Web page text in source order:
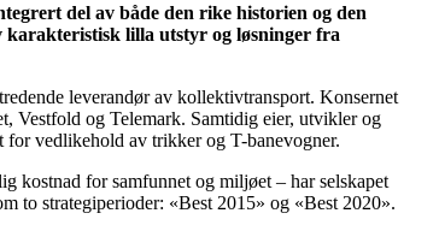
del av både den rike historien og den
karakteristisk lilla utstyr og løsninger fra
leverandør av kollektivtransport. Konsernet
Vestfold og Telemark. Samtidig eier, utvikler og
for vedlikehold av trikker og T-banevogner.
kostnad for samfunnet og miljøet – har selskapet
to strategiperioder: «Best 2015» og «Best 2020».